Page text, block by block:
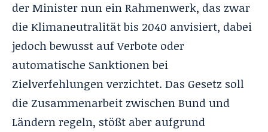
der Minister nun ein Rahmenwerk, das zwar
die Klimaneutralität bis 2040 anvisiert, dabei
jedoch bewusst auf Verbote oder
automatische Sanktionen bei
Zielverfehlungen verzichtet. Das Gesetz soll
die Zusammenarbeit zwischen Bund und
Ländern regeln, stößt aber aufgrund